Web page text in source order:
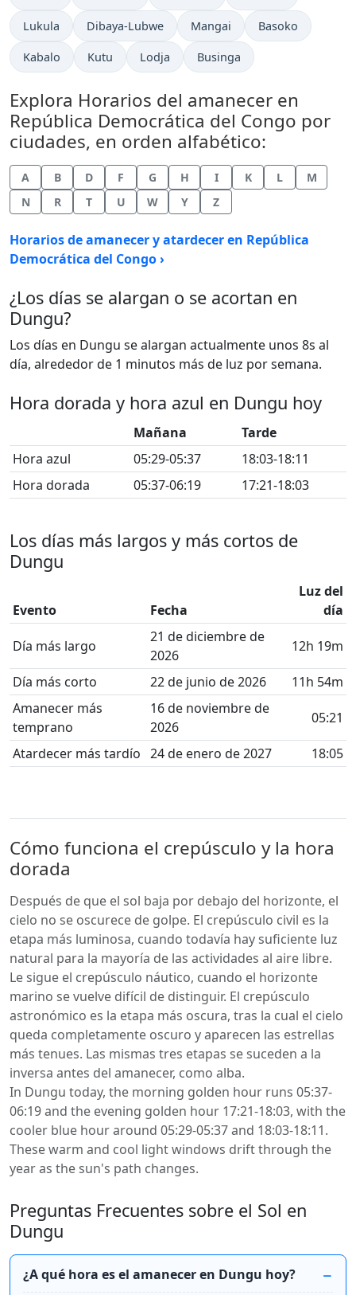
Lukula Dibaya-Lubwe Mangai Basoko
Kabalo Kutu Lodja Businga
Explora Horarios del amanecer en
República Democrática del Congo por
ciudades, en orden alfabético:
A B D F G H I K L
M
N
R T U W Y Z
Horarios de amanecer y atardecer en República
Democrática del Congo ›
¿Los días se alargan o se acortan en
Dungu?
Los días en Dungu se alargan actualmente unos 8s al
día, alrededor de 1 minutos más de luz por semana.
Hora dorada y hora azul en Dungu hoy
Mañana
Tarde
Hora azul
05:29-05:37
18:03-18:11
Hora dorada
05:37-06:19 17:21-18:03
Los días más largos y más cortos de
Dungu
Evento Fecha
Luz del
día
Día más largo
21 de diciembre de
2026
12h 19m
Día más corto 22 de junio de 2026
11h 54m
Amanecer más
temprano
16 de noviembre de
2026
05:21
Atardecer más tardío 24 de enero de 2027 18:05
Cómo funciona el crepúsculo y la hora
dorada
Después de que el sol baja por debajo del horizonte, el
cielo no se oscurece de golpe. El crepúsculo civil es la
etapa más luminosa, cuando todavía hay suficiente luz
natural para la mayoría de las actividades al aire libre.
Le sigue el crepúsculo náutico, cuando el horizonte
marino se vuelve difícil de distinguir. El crepúsculo
astronómico es la etapa más oscura, tras la cual el cielo
queda completamente oscuro y aparecen las estrellas
más tenues. Las mismas tres etapas se suceden a la
inversa antes del amanecer, como alba.
In Dungu today, the morning golden hour runs 05:37-
06:19 and the evening golden hour 17:21-18:03, with the
cooler blue hour around 05:29-05:37 and 18:03-18:11.
These warm and cool light windows drift through the
year as the sun's path changes.
Preguntas Frecuentes sobre el Sol en
Dungu
¿A qué hora es el amanecer en Dungu hoy?